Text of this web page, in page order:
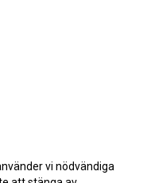
vi nödvändiga